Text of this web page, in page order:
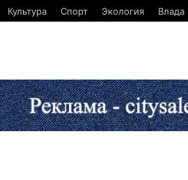
Культура Спорт Экология Влада